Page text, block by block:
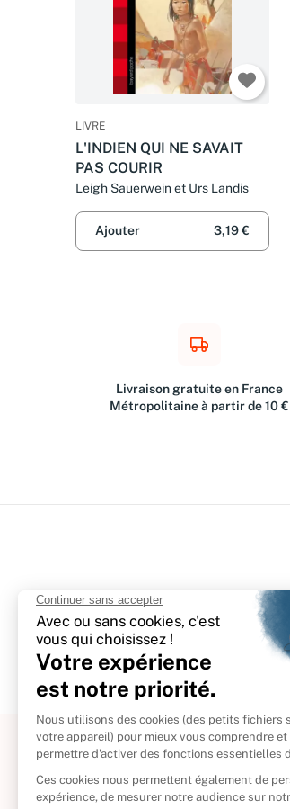
LIVRE
L'INDIEN QUI NE SAVAIT
PAS COURIR
Leigh Sauerwein et Urs Landis
Ajouter 3,19 €
Livraison gratuite en France
Métropolitaine à partir de 10 €
À propos